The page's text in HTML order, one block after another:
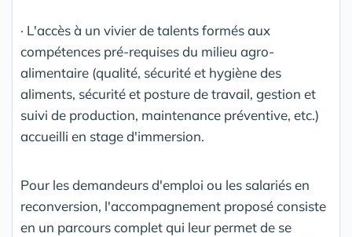
· L'accès à un vivier de talents formés aux
compétences pré-requises du milieu agro-
alimentaire (qualité, sécurité et hygiène des
aliments, sécurité et posture de travail, gestion et
suivi de production, maintenance préventive, etc.)
accueilli en stage d'immersion.
Pour les demandeurs d'emploi ou les salariés en
reconversion, l'accompagnement proposé consiste
en un parcours complet qui leur permet de se